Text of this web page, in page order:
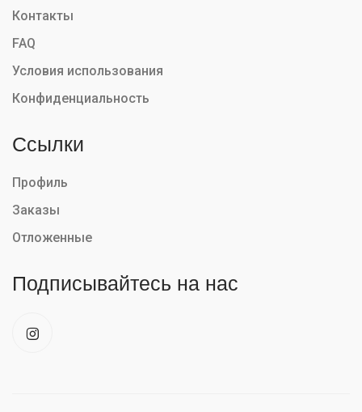
Контакты
FAQ
Условия использования
Конфиденциальность
Ссылки
Профиль
Заказы
Отложенные
Подписывайтесь на нас